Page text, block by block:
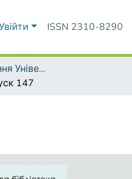
ISSN 2310-8290
Серіальні видання Університету
147